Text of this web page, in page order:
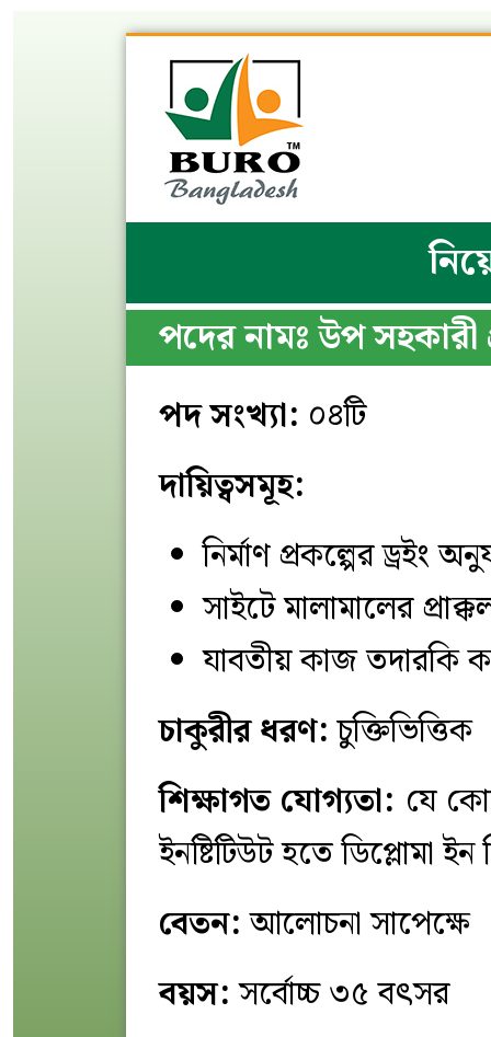
পদের নামঃ উপ
পদ সংখ্যা: ০৪টি
দায়িত্বসমূহ:
নির্মাণ প্রকল্পের ড্রইং
সাইটে মালামালের
যাবতীয় কাজ তদারকি
চাকুরীর ধরণ:চুক্তিভিত্তিক
শিক্ষাগত যোগ্যতা: যে
ইনষ্টিটিউট হতে ডিপ্লোমা
বেতন:আলোচনা সাপেক্ষে
বয়স:সর্বোচ্চ ৩৫ বৎসর